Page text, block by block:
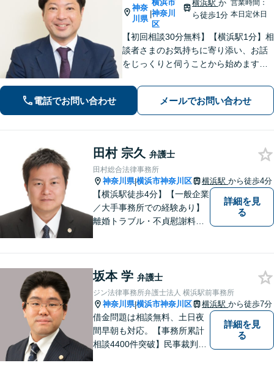
神奈
川県
|
横浜市
神奈川
区
横浜駅 か
ら徒歩1分
営業時間：
本日定休日
【初回相談30分無料】【横浜駅1分】相
談者さまのお気持ちに寄り添い、お話
をじっくりと伺うことから始めます。
ど他士業とも連携し、問題をワンスト
ップで解決」「交通事故：事故発生直
後から全面サポート」【休日・夜間相
談可】
電話でお問い合わせ メールでお問い合わせ
田村 宗久 弁護士
田村総合法律事務所
神奈川県|横浜市神奈川区 横浜駅 から徒歩4分
【横浜駅徒歩4分】【一般企業
／大手事務所での経験あり】
離婚トラブル・不貞慰謝料・
ご相談ください【秘密厳守】
【オンライン相談可】
詳細を見
る
坂本 学 弁護士
ジン法律事務所弁護士法人 横浜駅前事務所
神奈川県|横浜市神奈川区 横浜駅 から徒歩7分
借金問題は相談無料、土日夜
間早朝も対応。【事務所累計
相談4400件突破】民事裁判／
詳細を見
る